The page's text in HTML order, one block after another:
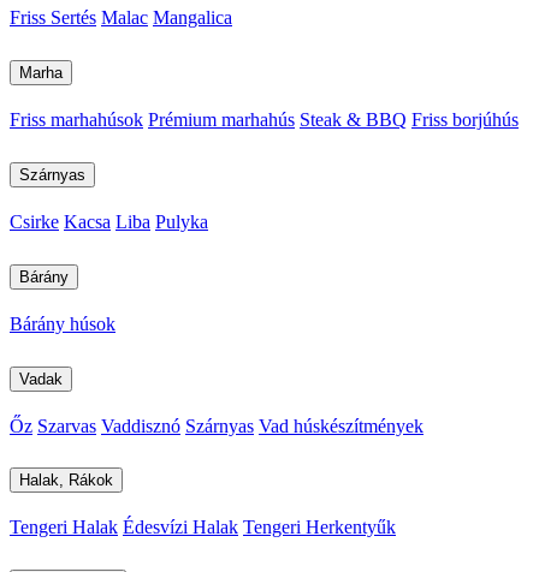
Friss Sertés Malac Mangalica
Marha
Friss marhahúsok Prémium marhahús Steak & BBQ Friss borjúhús
Szárnyas
Csirke Kacsa Liba Pulyka
Bárány
Bárány húsok
Vadak
Őz Szarvas Vaddisznó Szárnyas Vad húskészítmények
Halak, Rákok
Tengeri Halak Édesvízi Halak Tengeri Herkentyűk